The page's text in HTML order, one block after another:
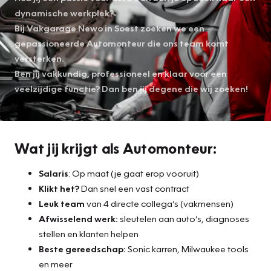
dynamische werkplek?
Bij Vakgarage Newo in Soest zoeken we een
gepassioneerde Automonteur die ons team komt
versterken.
Ben jij vakkundig, professioneel en klaar voor een
veelzijdige functie? Dan ben jij degene die wij zoeken!
Wat jij krijgt als Automonteur:
Salaris: Op maat (je gaat erop vooruit)
Klikt het?Dan snel een vast contract
Leuk team van 4 directe collega’s (vakmensen)
Afwisselend werk: sleutelen aan auto’s, diagnoses
stellen en klanten helpen
Beste gereedschap: Sonic karren, Milwaukee tools
en meer